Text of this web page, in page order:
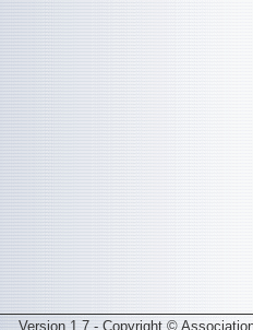
Version 1.7 - Copyright ©